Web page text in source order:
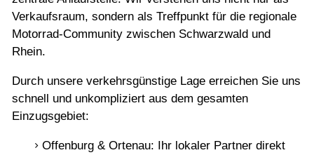
Verkaufsraum, sondern als Treffpunkt für die regionale
Motorrad-Community zwischen Schwarzwald und
Rhein.
Durch unsere verkehrsgünstige Lage erreichen Sie uns
schnell und unkompliziert aus dem gesamten
Einzugsgebiet:
Offenburg & Ortenau: Ihr lokaler Partner direkt